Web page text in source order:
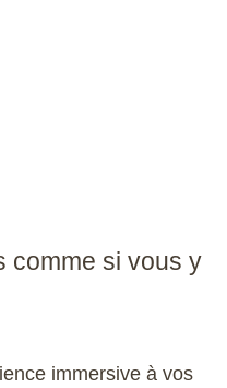
comme si vous y
immersive à vos